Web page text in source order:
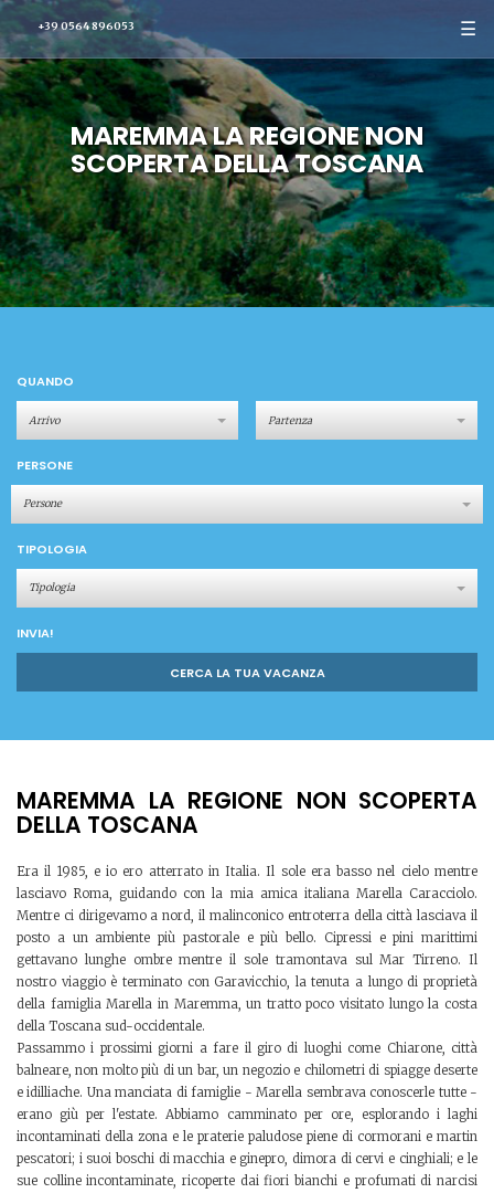
+39 0564 896053 ☰
MAREMMA LA REGIONE NON
SCOPERTA DELLA TOSCANA
QUANDO
PERSONE
Persone
TIPOLOGIA
Tipologia
INVIA!
CERCA LA TUA VACANZA
MAREMMA LA REGIONE NON SCOPERTA
DELLA TOSCANA
Era il 1985, e io ero atterrato in Italia. Il sole era basso nel cielo mentre
lasciavo Roma, guidando con la mia amica italiana Marella Caracciolo.
Mentre ci dirigevamo a nord, il malinconico entroterra della città lasciava il
posto a un ambiente più pastorale e più bello. Cipressi e pini marittimi
gettavano lunghe ombre mentre il sole tramontava sul Mar Tirreno. Il
nostro viaggio è terminato con Garavicchio, la tenuta a lungo di proprietà
della famiglia Marella in Maremma, un tratto poco visitato lungo la costa
della Toscana sud-occidentale.
Passammo i prossimi giorni a fare il giro di luoghi come Chiarone, città
balneare, non molto più di un bar, un negozio e chilometri di spiagge deserte
e idilliache. Una manciata di famiglie - Marella sembrava conoscerle tutte -
erano giù per l'estate. Abbiamo camminato per ore, esplorando i laghi
incontaminati della zona e le praterie paludose piene di cormorani e martin
pescatori; i suoi boschi di macchia e ginepro, dimora di cervi e cinghiali; e le
sue colline incontaminate, ricoperte dai fiori bianchi e profumati di narcisi